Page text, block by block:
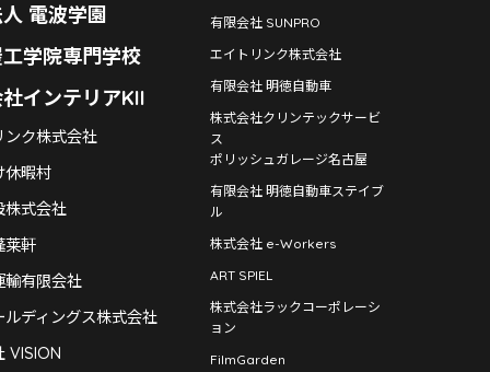
電波学園
学院専門学校
インテリアKII
ンク株式会社
休暇村
株式会社
莱軒
輸有限会社
ルディングス株式会社
VISION
有限会社 SUNPRO
エイトリンク株式会社
有限会社 明徳自動車
株式会社クリンテックサービ
ス
ポリッシュガレージ名古屋
有限会社 明徳自動車ステイブ
ル
株式会社 e-Workers
ART SPIEL
株式会社ラックコーポレーシ
ョン
FilmGarden